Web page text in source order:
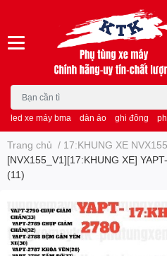
led xe máy bma dàn áo ghi đông
Trang chủ / 17:KHUNG XE
[NVX155_V1][17:KHUNG XE]
(11)